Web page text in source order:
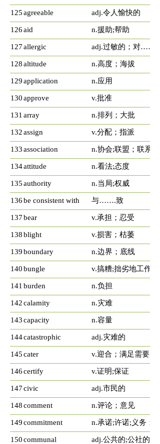
125agreeable adj.令人愉快的
126aid n.援助;帮助
127allergic adj.过敏的；对……极
128altitude n.高度；海拔
129application n.应用
130approve v.批准
131 array n.排列；大批
132assign v.分配；指派
133association n.协会;联盟；联系
134attitude n.看法;态度
135authority n.当局;权威
136be consistent with 与…….致
137bear v.承担；忍受
138blight v.损害；枯萎
139boundary n.边界；底线
140bungle v.搞糟;拙劣地工作
141 burden n.负担
142calamity n.灾难
143capacity n.容量
144catastrophic adj.灾难的
145cater v.迎合；满足需要
146certify v.证明;保证
147civic adj.市民的
148comment n.评论；意见
149commitment n.承诺;许诺;义务；致
150communal adj.公共的;公社的